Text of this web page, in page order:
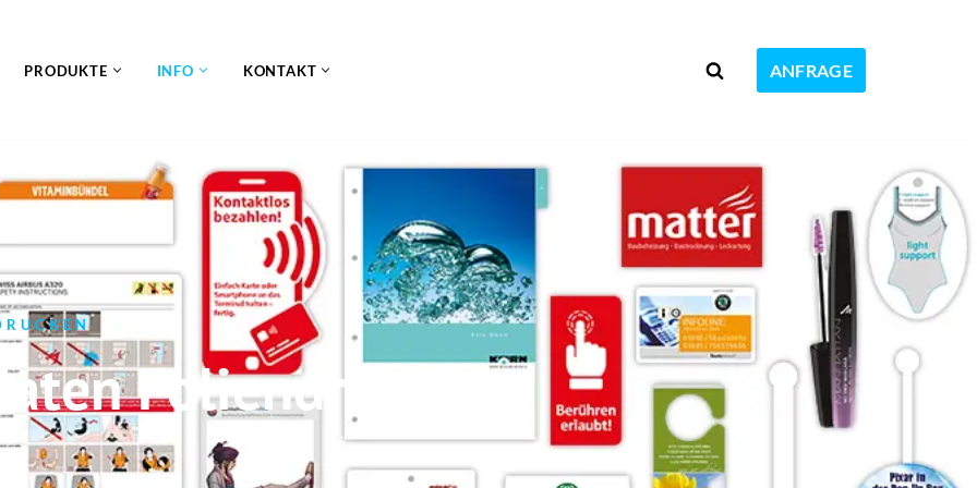
PRODUKTE INFO KONTAKT ANFRAGE
Foliendruck